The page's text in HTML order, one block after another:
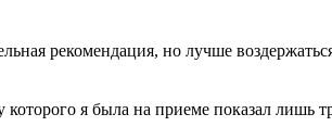
рекомендация, но лучше
я была на приеме показал лишь